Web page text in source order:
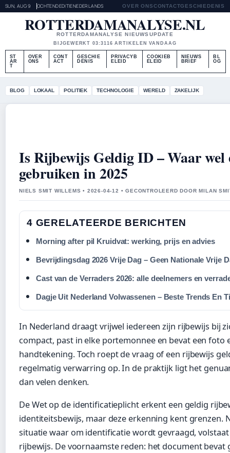
SUN, AUG 9 OCHTENDEDITIENEDERLANDS OVER ONSCONTACTGESCHIEDENIS
ROTTERDAMANALYSE.NL
ROTTERDAMANALYSE NIEUWSUPDATE
BIJGEWERKT 03:3116 ARTIKELEN VANDAAG
ST
AR
T
OVER
ONS
CONT
ACT
GESCHIE
DENIS
PRIVACYB
ELEID
COOKIEB
ELEID
NIEUWS
BRIEF
BL
OG
BLOG LOKAAL POLITIEK TECHNOLOGIE WERELD ZAKELIJK
Is Rijbewijs Geldig ID – Waar wel
gebruiken in 2025
NIELS SMIT WILLEMS • 2026-04-12 • GECONTROLEERD DOOR MILAN
4 GERELATEERDE BERICHTEN
Morning after pil Kruidvat: werking, prijs en advies
Bevrijdingsdag 2026 Vrije Dag – Geen Nationale Vrije
Cast van de Verraders 2026: alle deelnemers en
Dagje Uit Nederland Volwassenen – Beste Trends En
In Nederland draagt vrijwel iedereen zijn rijbewijs bij
compact, past in elke portemonnee en bevat een foto
handtekening. Toch roept de vraag of een rijbewijs
regelmatig verwarring op. In de praktijk ligt het
dan velen denken.
De Wet op de identificatieplicht erkent een geldig
identiteitsbewijs, maar deze erkenning kent grenzen.
situatie waar om identificatie wordt gevraagd, volstaat
rijbewijs. De voornaamste reden: het document bevat